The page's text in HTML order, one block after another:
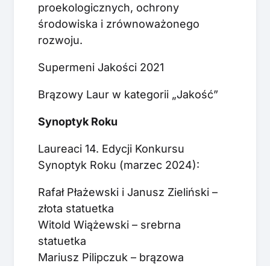
proekologicznych, ochrony
środowiska i zrównoważonego
rozwoju.
Supermeni Jakości 2021
Brązowy Laur w kategorii „Jakość”
Synoptyk Roku
Laureaci 14. Edycji Konkursu
Synoptyk Roku (marzec 2024):
Rafał Płażewski i Janusz Zieliński –
złota statuetka
Witold Wiążewski – srebrna
statuetka
Mariusz Pilipczuk – brązowa